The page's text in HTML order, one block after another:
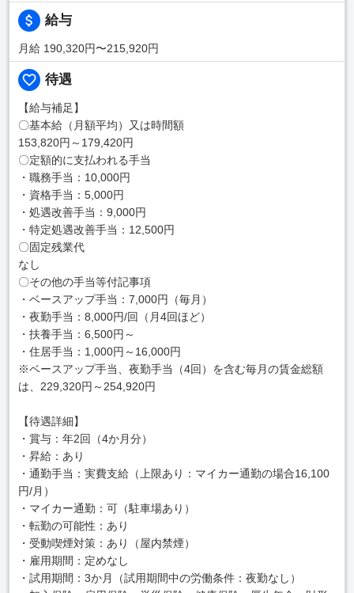
給与
月給 190,320円〜215,920円
待遇
【給与補足】
〇基本給（月額平均）又は時間額
153,820円～179,420円
〇定額的に支払われる手当
・職務手当：10,000円
・資格手当：5,000円
・処遇改善手当：9,000円
・特定処遇改善手当：12,500円
〇固定残業代
なし
〇その他の手当等付記事項
・ベースアップ手当：7,000円（毎月）
・夜勤手当：8,000円/回（月4回ほど）
・扶養手当：6,500円～
・住居手当：1,000円～16,000円
※ベースアップ手当、夜勤手当（4回）を含む毎月の賃金総額
は、229,320円～254,920円
【待遇詳細】
・賞与：年2回（4か月分）
・昇給：あり
・通勤手当：実費支給（上限あり：マイカー通勤の場合16,100
円/月）
・マイカー通勤：可（駐車場あり）
・転勤の可能性：あり
・受動喫煙対策：あり（屋内禁煙）
・雇用期間：定めなし
・試用期間：3か月（試用期間中の労働条件：夜勤なし）